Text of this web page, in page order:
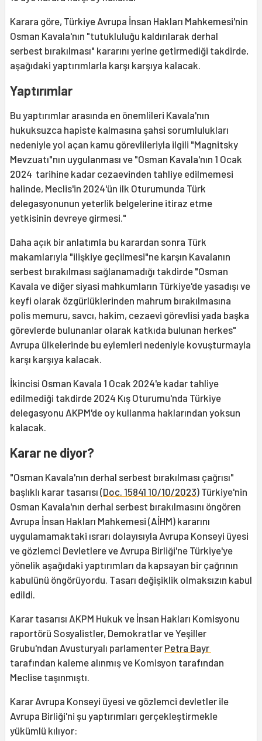
Karara göre, Türkiye Avrupa İnsan Hakları Mahkemesi'nin
Osman Kavala'nın "tutukluluğu kaldırılarak derhal
serbest bırakılması" kararını yerine getirmediği takdirde,
aşağıdaki yaptırımlarla karşı karşıya kalacak.
Yaptırımlar
Bu yaptırımlar arasında en önemlileri Kavala'nın
hukuksuzca hapiste kalmasına şahsi sorumlulukları
nedeniyle yol açan kamu görevlileriyla ilgili "Magnitsky
Mevzuatı"nın uygulanması ve "Osman Kavala'nın 1 Ocak
2024 tarihine kadar cezaevinden tahliye edilmemesi
halinde, Meclis'in 2024'ün ilk Oturumunda Türk
delegasyonunun yeterlik belgelerine itiraz etme
yetkisinin devreye girmesi."
Daha açık bir anlatımla bu karardan sonra Türk
makamlarıyla "ilişkiye geçilmesi"ne karşın Kavalanın
serbest bırakılması sağlanamadığı takdirde "Osman
Kavala ve diğer siyasi mahkumların Türkiye'de yasadışı ve
keyfi olarak özgürlüklerinden mahrum bırakılmasına
polis memuru, savcı, hakim, cezaevi görevlisi yada başka
görevlerde bulunanlar olarak katkıda bulunan herkes"
Avrupa ülkelerinde bu eylemleri nedeniyle kovuşturmayla
karşı karşıya kalacak.
İkincisi Osman Kavala 1 Ocak 2024'e kadar tahliye
edilmediği takdirde 2024 Kış Oturumu'nda Türkiye
delegasyonu AKPM'de oy kullanma haklarından yoksun
kalacak.
Karar ne diyor?
"Osman Kavala'nın derhal serbest bırakılması çağrısı"
başlıklı karar tasarısı (Doc. 15841 10/10/2023) Türkiye'nin
Osman Kavala'nın derhal serbest bırakılmasını öngören
Avrupa İnsan Hakları Mahkemesi (AİHM) kararını
uygulamamaktaki ısrarı dolayısıyla Avrupa Konseyi üyesi
ve gözlemci Devletlere ve Avrupa Birliği'ne Türkiye'ye
yönelik aşağıdaki yaptırımları da kapsayan bir çağrının
kabulünü öngörüyordu. Tasarı değişiklik olmaksızın kabul
edildi.
Karar tasarısı AKPM Hukuk ve İnsan Hakları Komisyonu
raportörü Sosyalistler, Demokratlar ve Yeşiller
Grubu'ndan Avusturyalı parlamenter Petra Bayr
tarafından kaleme alınmış ve Komisyon tarafından
Meclise taşınmıştı.
Karar Avrupa Konseyi üyesi ve gözlemci devletler ile
Avrupa Birliği'ni şu yaptırımları gerçekleştirmekle
yükümlü kılıyor: